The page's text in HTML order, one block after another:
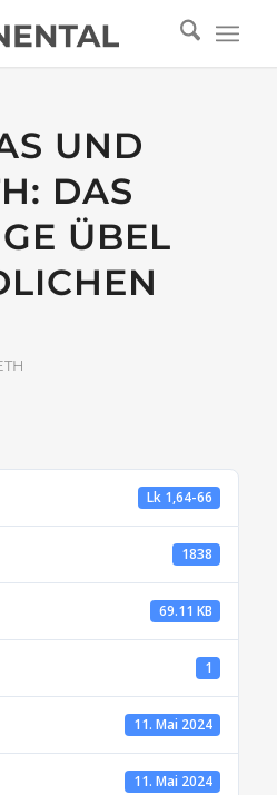
UND
DAS
ÜBEL
Lk 1,64-66
1838
69.11 KB
1
11. Mai 2024
11. Mai 2024